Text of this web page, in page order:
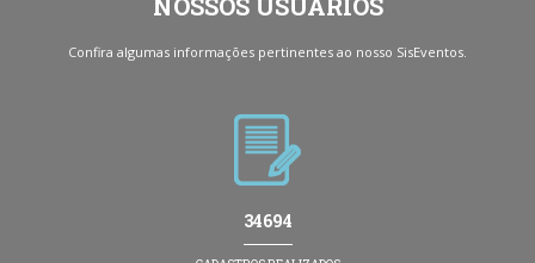
Confira algumas informações pertinentes ao nosso SisEventos.
34694